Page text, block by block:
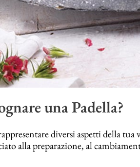
una Padella?
diversi aspetti della tua
alla preparazione, al